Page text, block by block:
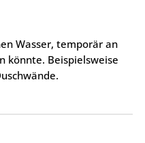
Wasser, temporär an
könnte. Beispielsweise